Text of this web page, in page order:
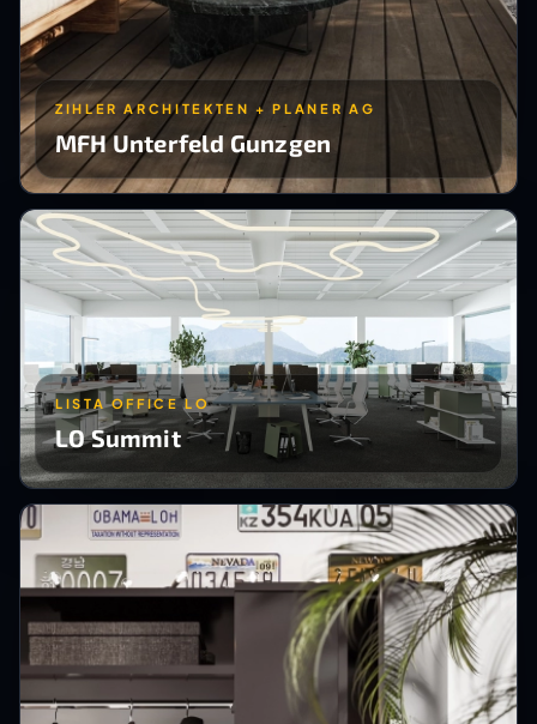
ZIHLER ARCHITEKTEN + PLANER AG
MFH Unterfeld Gunzgen
LISTA OFFICE LO
LO Summit